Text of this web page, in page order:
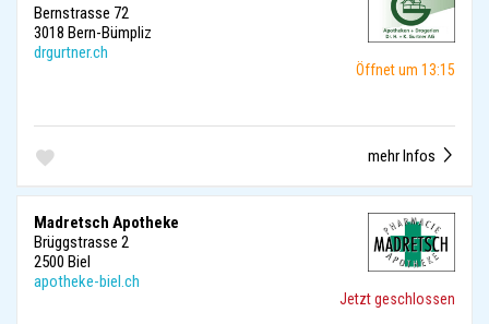
Bernstrasse 72
3018 Bern-Bümpliz
drgurtner.ch
Öffnet um 13:15
mehr Infos
Madretsch Apotheke
Brüggstrasse 2
2500 Biel
apotheke-biel.ch
Jetzt geschlossen